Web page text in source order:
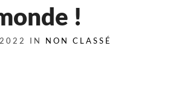
!
IN NON CLASSÉ